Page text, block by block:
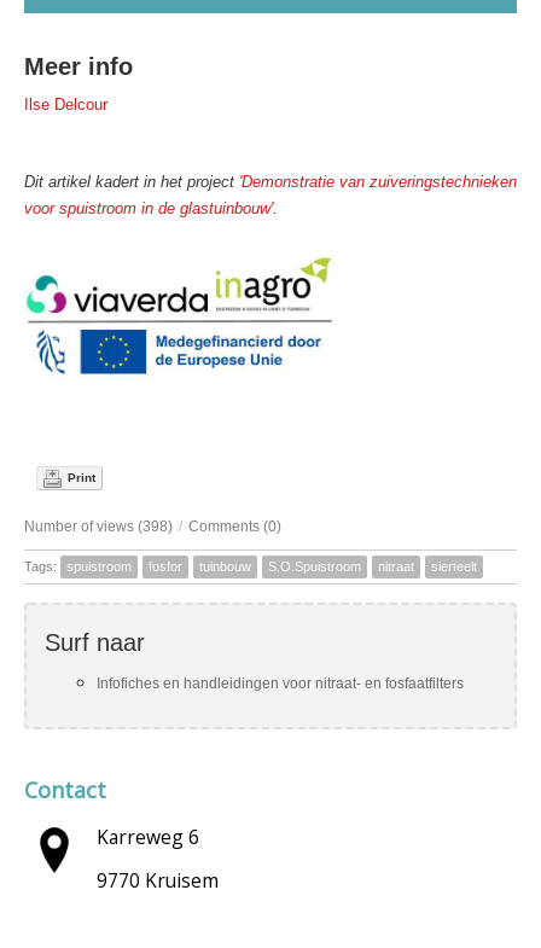
Meer info
Ilse Delcour
Dit artikel kadert in het project 'Demonstratie van zuiveringstechnieken
voor spuistroom in de glastuinbouw'.
Print
Number of views (398) / Comments (0)
Tags: spuistroom fosfor tuinbouw S.O.Spuistroom nitraat sierteelt
Surf naar
Infofiches en handleidingen voor nitraat- en fosfaatfilters
Contact
Karreweg 6
9770 Kruisem